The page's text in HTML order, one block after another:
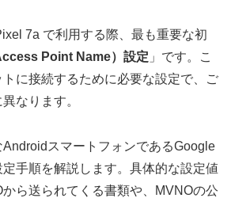
7a で利用する際、最も重要な初
Point Name）設定 」です。こ
に接続するために必要な設定で、ご
なります。
スマートフォンであるGoogle
手順を解説します。具体的な設定値
ら送られてくる書類や、MVNOの公